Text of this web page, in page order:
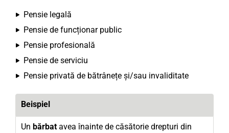
Pensie legală
Pensie de funcționar public
Pensie profesională
Pensie de serviciu
Pensie privată de bătrânețe și/sau invaliditate
Beispiel
Un bărbatavea înainte de căsătorie drepturi din